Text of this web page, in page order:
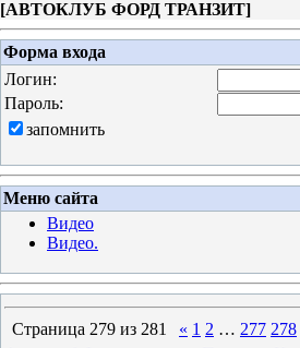
[АВТОКЛУБ ФОРД ТРАНЗИТ]
Форма входа
Логин:
Пароль:
запомнить
Меню сайта
Видео
Видео.
Страница 279 из 281 « 1 2 … 277 278